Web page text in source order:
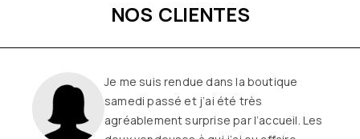
NOS CLIENTES
Une boutique familiale, à l’écoute et
remplie de joie de vivre
Les
vêtements sont de qualité, tendances